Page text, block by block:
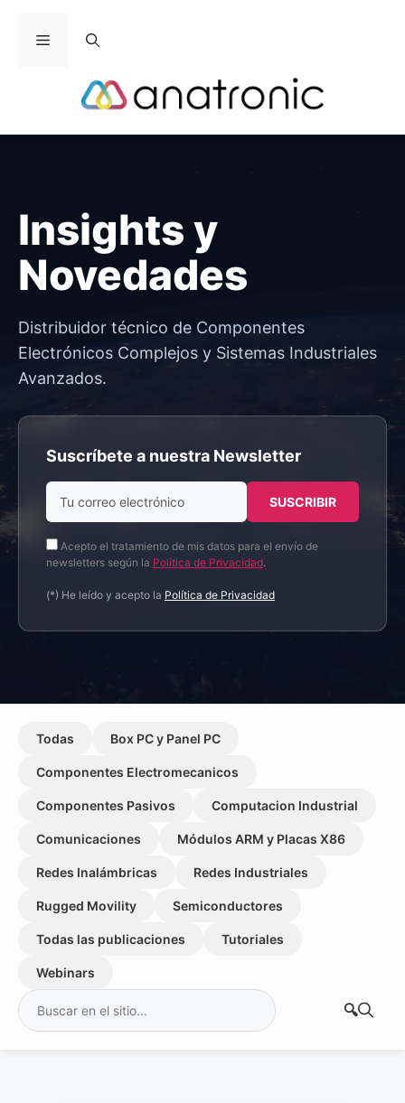
Menú
Insights y
Novedades
Distribuidor técnico de Componentes
Electrónicos Complejos y Sistemas Industriales
Avanzados.
Suscríbete a nuestra Newsletter
Acepto el tratamiento de mis datos para el envío de
newsletters según la Política de Privacidad.
(*) He leído y acepto la Política de Privacidad
Todas Box PC y Panel PC
Componentes Electromecanicos
Componentes Pasivos Computacion Industrial
Comunicaciones Módulos ARM y Placas X86
Redes Inalámbricas Redes Industriales
Rugged Movility Semiconductores
Todas las publicaciones Tutoriales
Webinars
Buscar: